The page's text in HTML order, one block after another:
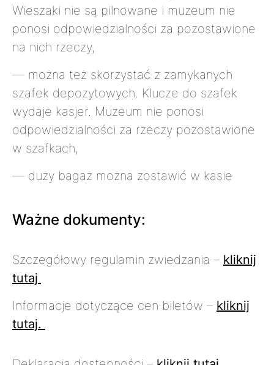
Wieszaki nie są pilnowane i muzeum nie
ponosi odpowiedzialności za pozostawione
na nich rzeczy,
— można też skorzystać z zamykanych
szafek depozytowych. Klucze do szafek
wydaje kasjer. Muzeum nie ponosi
odpowiedzialności za rzeczy pozostawione
w szafkach,
— duży bagaż można zostawić w kasie
Ważne dokumenty:
Szczegółowy regulamin zwiedzania – kliknij
tutaj.
Informacje dotyczące cen biletów – kliknij
tutaj.